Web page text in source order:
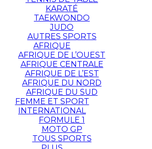
KARATÉ
TAEKWONDO
JUDO
AUTRES SPORTS
AFRIQUE
AFRIQUE DE L’OUEST
AFRIQUE CENTRALE
AFRIQUE DE L’EST
AFRIQUE DU NORD
AFRIQUE DU SUD
FEMME ET SPORT
INTERNATIONAL
FORMULE 1
MOTO GP
TOUS SPORTS